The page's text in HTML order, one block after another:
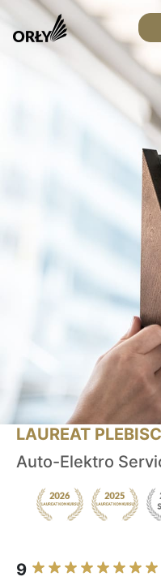
LAUREAT
Auto-Elektro
9